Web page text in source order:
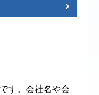
す。会社名や会